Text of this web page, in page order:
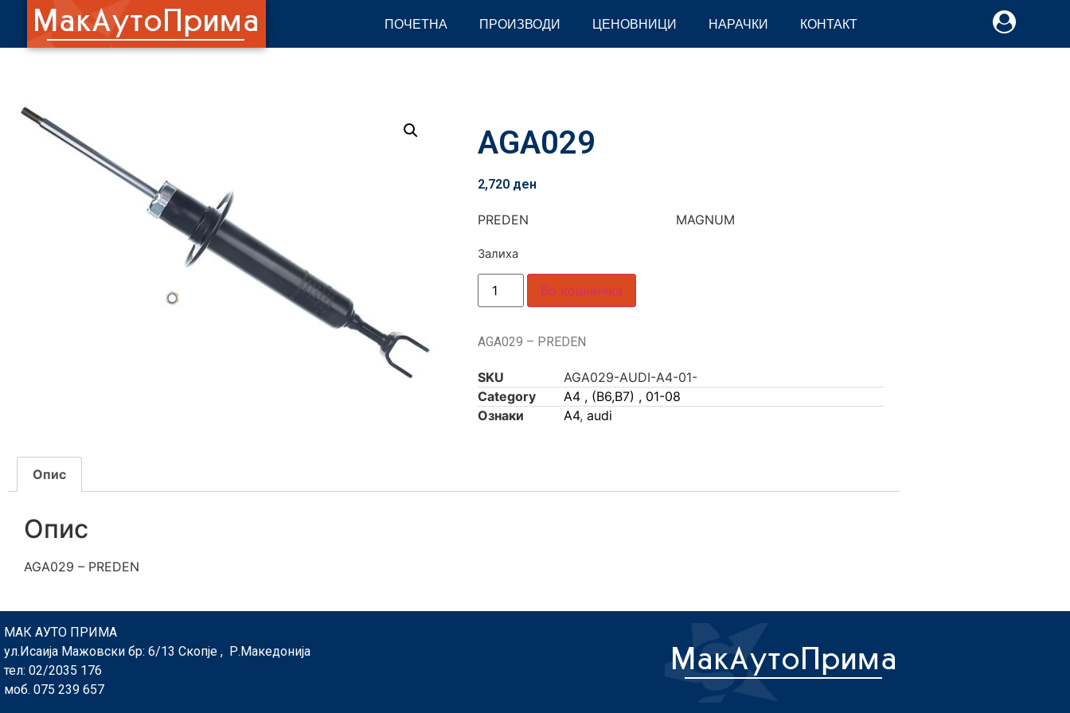
ПОЧЕТНА ПРОИЗВОДИ ЦЕНОВНИЦИ НАРАЧКИ КОНТАКТ
AGA029
2,720 ден
PREDEN MAGNUM
Залиха
Во кошничка
AGA029 – PREDEN
SKU
AGA029-AUDI-A4-01-
Category
A4 , (B6,B7) , 01-08
Ознаки
A4, audi
Опис
Опис
AGA029 – PREDEN
МАК АУТО ПРИМА
ул.Исаија Мажовски бр: 6/13 Скопје , Р.Македонија
тел: 02/2035 176
моб. 075 239 657